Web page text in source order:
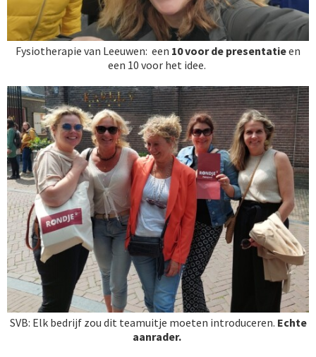
Fysiotherapie van Leeuwen: een 10voor de presentatieen
een 10 voor het idee.
SVB: Elk bedrijf zou dit teamuitje moeten introduceren. Echte
aanrader.